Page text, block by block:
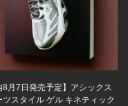
8月7日発売予定】アシックス
ツスタイル ゲル キネティック